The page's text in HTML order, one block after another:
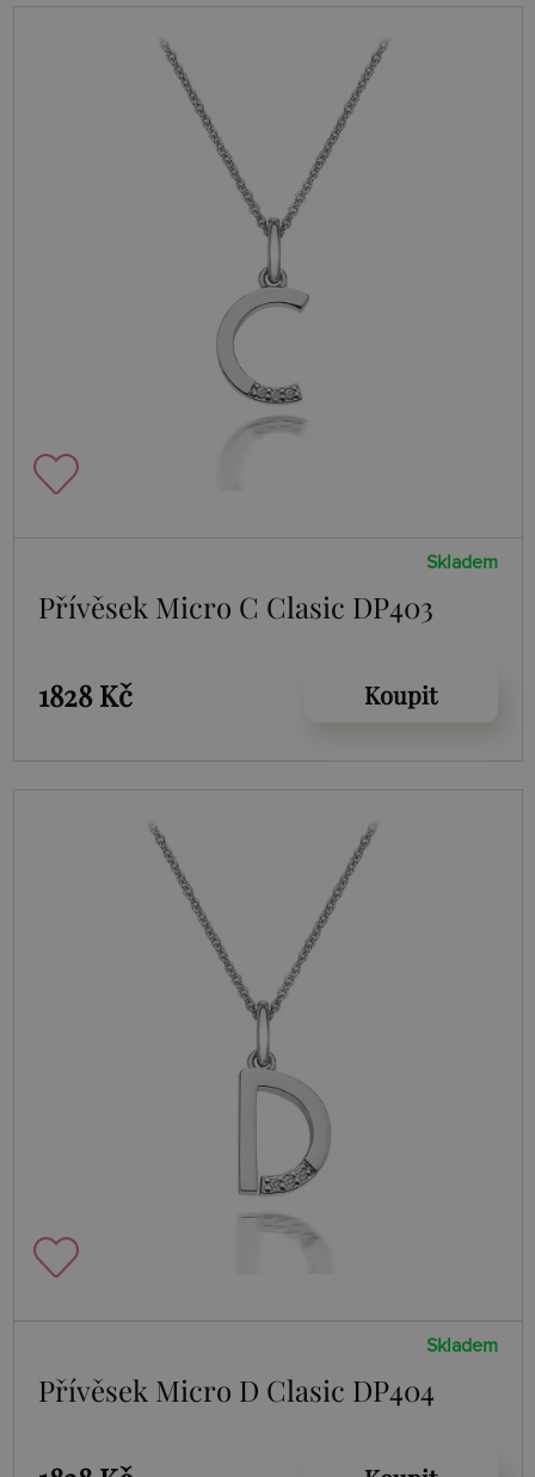
Skladem
Přívěsek Micro C Clasic DP403
1828 Kč Koupit
Skladem
Přívěsek Micro D Clasic DP404